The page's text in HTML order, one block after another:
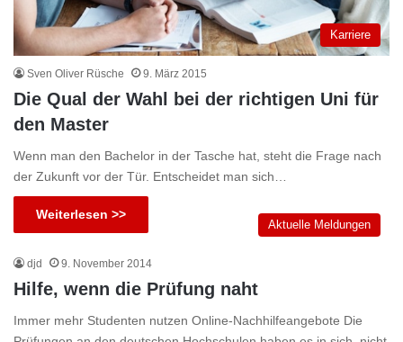
Karriere
Sven Oliver Rüsche 9. März 2015
Die Qual der Wahl bei der richtigen Uni für
den Master
Wenn man den Bachelor in der Tasche hat, steht die Frage nach
der Zukunft vor der Tür. Entscheidet man sich…
Weiterlesen >>
Aktuelle Meldungen
djd 9. November 2014
Hilfe, wenn die Prüfung naht
Immer mehr Studenten nutzen Online-Nachhilfeangebote Die